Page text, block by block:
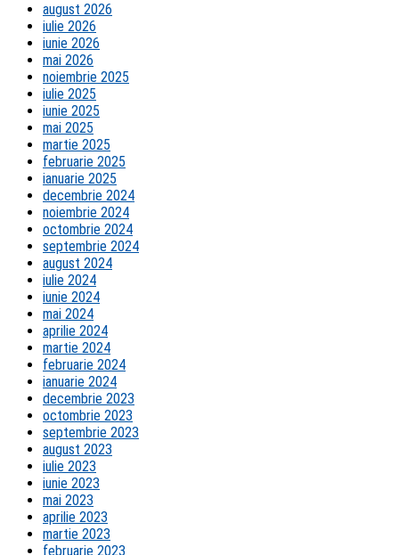
august 2026
iulie 2026
iunie 2026
mai 2026
noiembrie 2025
iulie 2025
iunie 2025
mai 2025
martie 2025
februarie 2025
ianuarie 2025
decembrie 2024
noiembrie 2024
octombrie 2024
septembrie 2024
august 2024
iulie 2024
iunie 2024
mai 2024
aprilie 2024
martie 2024
februarie 2024
ianuarie 2024
decembrie 2023
octombrie 2023
septembrie 2023
august 2023
iulie 2023
iunie 2023
mai 2023
aprilie 2023
martie 2023
februarie 2023